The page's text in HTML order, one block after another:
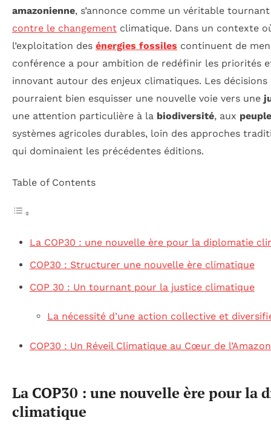
amazonienne, s’annonce comme un véritable
contre le changement climatique. Dans un contexte
l’exploitation des énergies fossiles continuent de
conférence a pour ambition de redéfinir les priorités
innovant autour des enjeux climatiques. Les
pourraient bien esquisser une nouvelle voie vers une
une attention particulière à la biodiversité, aux
systèmes agricoles durables, loin des approches
qui dominaient les précédentes éditions.
Table of Contents
La COP30 : une nouvelle ère pour la diplomatie
COP30 : Structurer une nouvelle ère climatique
COP 30 : Un tournant pour la justice climatique
La nécessité d’une action collective et
COP30 : Un Réveil Climatique au Cœur de
La COP30 : une nouvelle ère pour la
climatique